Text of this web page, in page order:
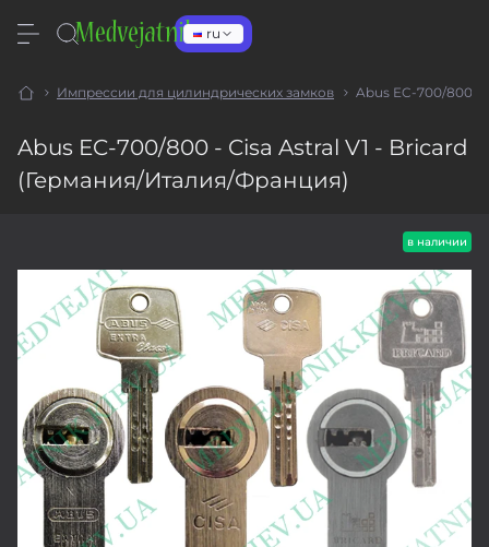
ru
Импрессии для цилиндрических замков Abus EC-700/800 -
Abus EC-700/800 - Cisa Astral V1 - Bricard
(Германия/Италия/Франция)
в наличии